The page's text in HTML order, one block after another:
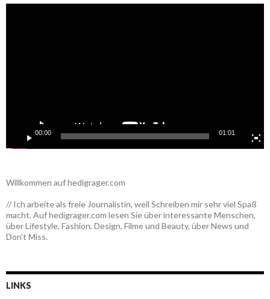
00:00 01:01
Willkommen auf hedigrager.com
// Ich arbeite als freie Journalistin, weil Schreiben mir sehr viel Spaß
macht. Auf hedigrager.com lesen Sie über interessante Menschen,
über Lifestyle, Fashion, Design, Filme und Beauty, über News und
Don’t Miss.
LINKS